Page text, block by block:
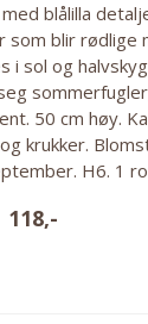
blålilla
som blir rødlige
i sol og
50 cm høy.
krukker.
H6. 1
Direkteplanting:
118,-